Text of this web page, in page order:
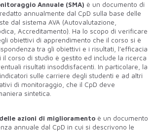
Annuale (SMA) è un documento di
annualmente dal CpD sulla base delle
dal sistema AVA (Autovalutazione,
Accreditamento). Ha lo scopo di verificare
obiettivi di apprendimento che il corso si è
tra gli obiettivi e i risultati, l’efficacia
il corso di studio è gestito ed include la ricerca
risultati insoddisfacenti. In particolare, la
sulle carriere degli studenti e ad altri
di monitoraggio, che il CpD deve
sintetica.
azioni di miglioramento è un documento
annuale dal CpD in cui si descrivono le